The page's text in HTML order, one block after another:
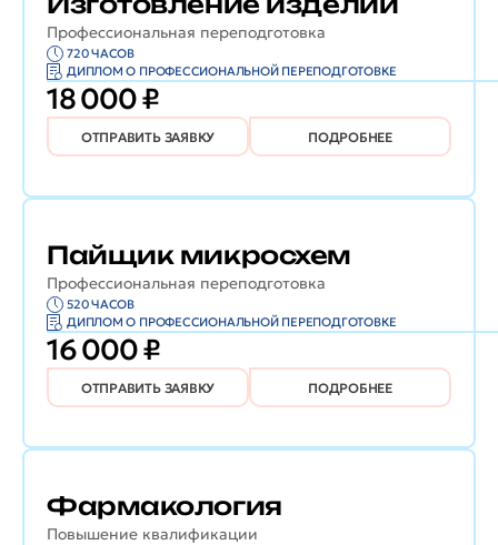
Профессиональная переподготовка
720 ЧАСОВ
ДИПЛОМ О ПРОФЕССИОНАЛЬНОЙ ПЕРЕПОДГОТОВКЕ
18 000 ₽
ОТПРАВИТЬ ЗАЯВКУ ПОДРОБНЕЕ
Профессиональная переподготовка
Пайщик микросхем
520 ЧАСОВ
ДИПЛОМ О ПРОФЕССИОНАЛЬНОЙ ПЕРЕПОДГОТОВКЕ
16 000 ₽
ОТПРАВИТЬ ЗАЯВКУ ПОДРОБНЕЕ
Повышение квалификации
Фармакология